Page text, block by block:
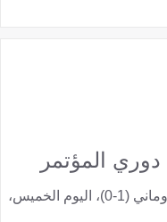
المؤتمر
الخميس،